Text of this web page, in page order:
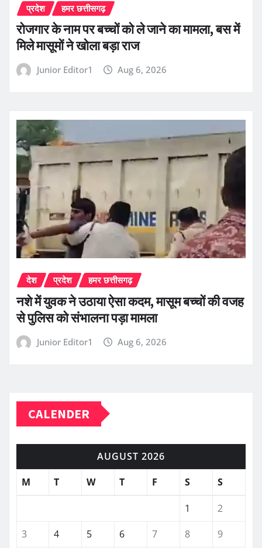
प्रदेश हमर छत्तीसगढ़
रोजगार के नाम पर बच्चों को ले जाने का मामला, बस में
मिले मासूमों ने खोला बड़ा राज
Junior Editor1 Aug 6, 2026
देश प्रदेश हमर छत्तीसगढ़
नशे में युवक ने उठाया ऐसा कदम, मासूम बच्चों की वजह
से पुलिस को संभालना पड़ा मामला
Junior Editor1 Aug 6, 2026
CALENDER
AUGUST 2026
M
T W T F S S
1
2
3
4 5 6 7 8 9